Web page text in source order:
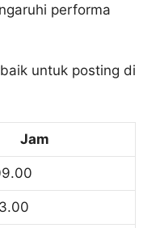
performa
untuk posting di
Jam